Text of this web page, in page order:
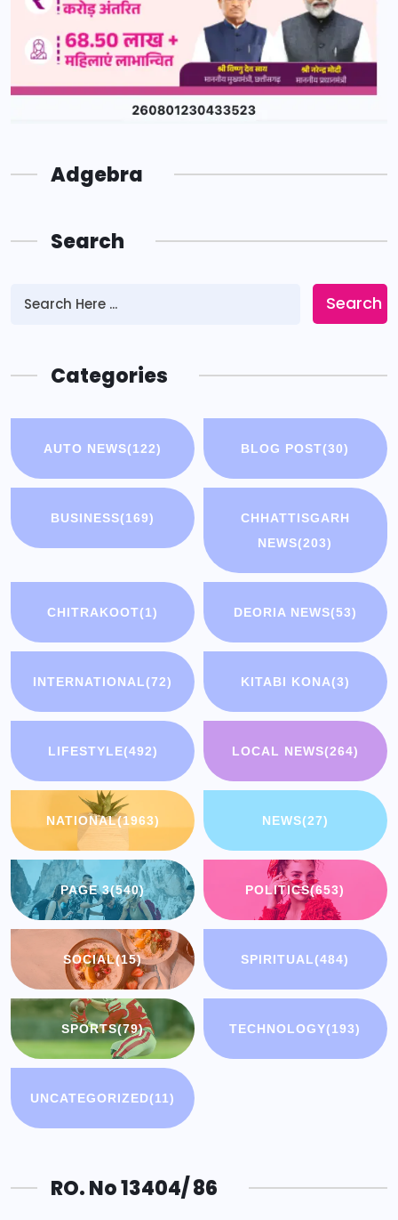
Adgebra
Search
Search
Categories
AUTO NEWS(122) BLOG POST(30)
BUSINESS(169)
CHHATTISGARH
NEWS(203)
CHITRAKOOT(1) DEORIA NEWS(53)
INTERNATIONAL(72) KITABI KONA(3)
LIFESTYLE(492) LOCAL NEWS(264)
NATIONAL(1963) NEWS(27)
PAGE 3(540) POLITICS(653)
SOCIAL(15) SPIRITUAL(484)
SPORTS(79) TECHNOLOGY(193)
UNCATEGORIZED(11)
RO. No 13404/ 86